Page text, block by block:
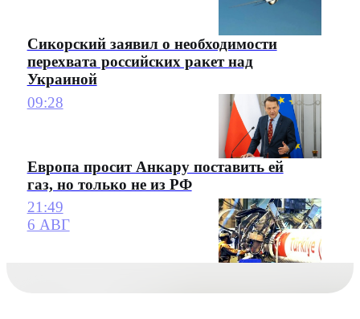
Сикорский заявил о необходимости
перехвата российских ракет над
Украиной
09:28
Европа просит Анкару поставить ей
газ, но только не из РФ
21:49
6 АВГ